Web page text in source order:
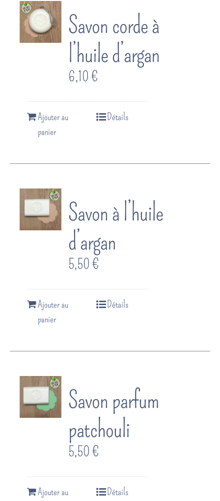
Savon corde à
l’huile d’argan
6,10 €
Ajouter au
panier
Détails
Savon à l’huile
d’argan
5,50 €
Ajouter au
panier
Détails
Savon parfum
patchouli
5,50 €
Ajouter au
Détails